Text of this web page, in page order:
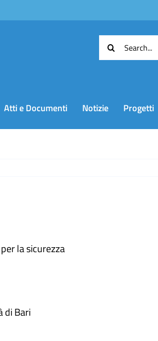
Cerca
per:
Atti e Documenti Notizie Progetti
la sicurezza
di Bari